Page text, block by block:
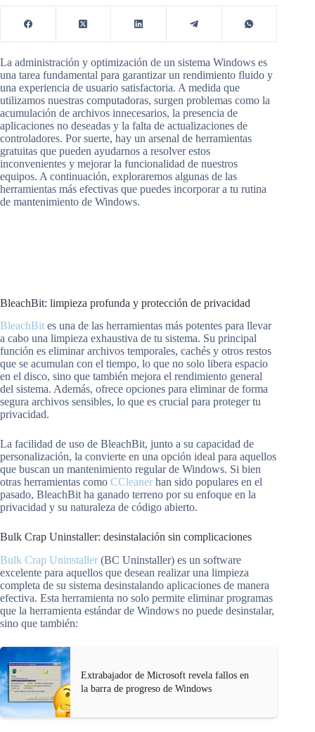
La administración y optimización de un sistema Windows es
una tarea fundamental para garantizar un rendimiento fluido y
una experiencia de usuario satisfactoria. A medida que
utilizamos nuestras computadoras, surgen problemas como la
acumulación de archivos innecesarios, la presencia de
aplicaciones no deseadas y la falta de actualizaciones de
controladores. Por suerte, hay un arsenal de herramientas
gratuitas que pueden ayudarnos a resolver estos
inconvenientes y mejorar la funcionalidad de nuestros
equipos. A continuación, exploraremos algunas de las
herramientas más efectivas que puedes incorporar a tu rutina
de mantenimiento de Windows.
BleachBit: limpieza profunda y protección de privacidad
BleachBit es una de las herramientas más potentes para llevar
a cabo una limpieza exhaustiva de tu sistema. Su principal
función es eliminar archivos temporales, cachés y otros restos
que se acumulan con el tiempo, lo que no solo libera espacio
en el disco, sino que también mejora el rendimiento general
del sistema. Además, ofrece opciones para eliminar de forma
segura archivos sensibles, lo que es crucial para proteger tu
privacidad.
La facilidad de uso de BleachBit, junto a su capacidad de
personalización, la convierte en una opción ideal para aquellos
que buscan un mantenimiento regular de Windows. Si bien
otras herramientas como CCleaner han sido populares en el
pasado, BleachBit ha ganado terreno por su enfoque en la
privacidad y su naturaleza de código abierto.
Bulk Crap Uninstaller: desinstalación sin complicaciones
Bulk Crap Uninstaller (BC Uninstaller) es un software
excelente para aquellos que desean realizar una limpieza
completa de su sistema desinstalando aplicaciones de manera
efectiva. Esta herramienta no solo permite eliminar programas
que la herramienta estándar de Windows no puede desinstalar,
sino que también:
Extrabajador de Microsoft revela fallos en
la barra de progreso de Windows